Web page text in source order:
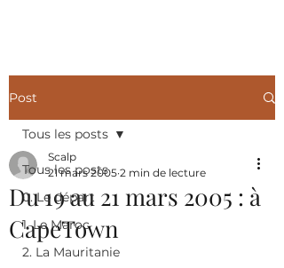
Post
Tous les posts
0. Le départ
1. Le Maroc
2. La Mauritanie
Tous les posts
Du 19 au 21 mars 2005 : à
CapeTown
Scalp
21 mars 2005 2 min de lecture